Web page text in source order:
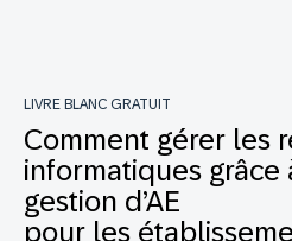
LIVRE BLANC GRATUIT
Comment gérer les
informatiques grâce
gestion d’AE
pour les